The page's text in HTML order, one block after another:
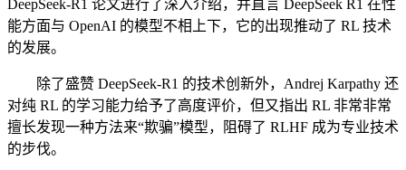
DeepSeek-R1 论文进行了深入介绍，并直言 DeepSeek R1 在性
能方面与 OpenAI 的模型不相上下，它的出现推动了 RL 技术
的发展。
除了盛赞 DeepSeek-R1 的技术创新外，Andrej Karpathy 还
对纯 RL 的学习能力给予了高度评价，但又指出 RL 非常非常
擅长发现一种方法来“欺骗”模型，阻碍了 RLHF 成为专业技术
的步伐。